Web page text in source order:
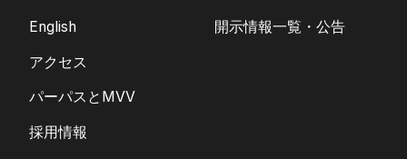
English
アクセス
パーパスとMVV
採用情報
開示情報一覧・公告